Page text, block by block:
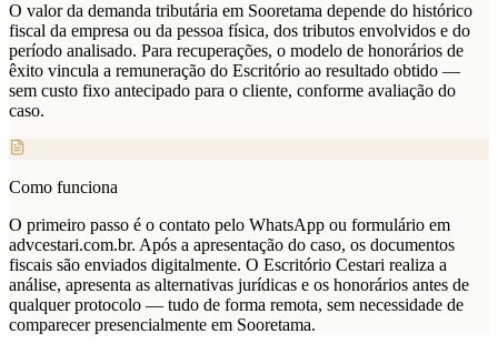
O valor da demanda tributária em Sooretama depende do histórico
fiscal da empresa ou da pessoa física, dos tributos envolvidos e do
período analisado. Para recuperações, o modelo de honorários de
êxito vincula a remuneração do Escritório ao resultado obtido —
sem custo fixo antecipado para o cliente, conforme avaliação do
caso.
Como funciona
O primeiro passo é o contato pelo WhatsApp ou formulário em
advcestari.com.br. Após a apresentação do caso, os documentos
fiscais são enviados digitalmente. O Escritório Cestari realiza a
análise, apresenta as alternativas jurídicas e os honorários antes de
qualquer protocolo — tudo de forma remota, sem necessidade de
comparecer presencialmente em Sooretama.